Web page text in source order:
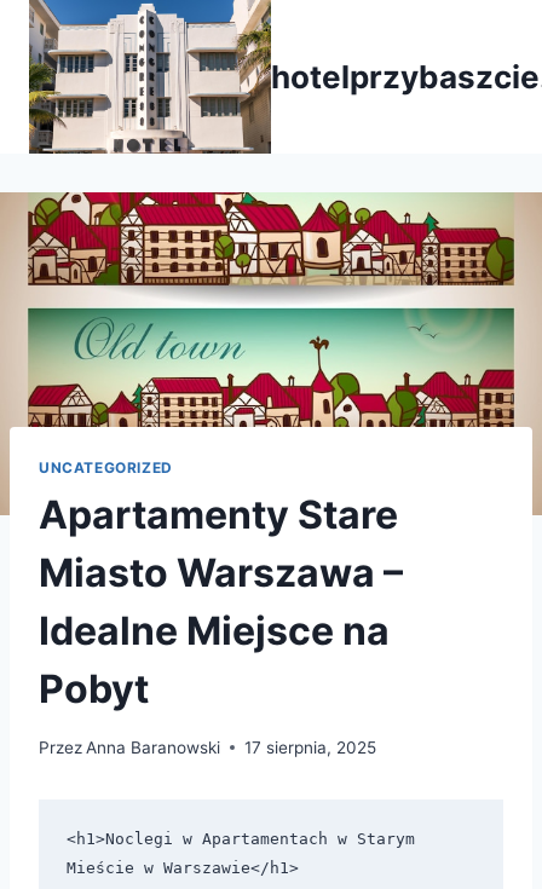
Przejdź
treści
UNCATEGORIZED
Apartamenty Stare
Miasto Warszawa –
Idealne Miejsce na
Pobyt
PrzezAnna Baranowski 17 sierpnia, 2025
<h1>Noclegi w Apartamentach w Starym
Mieście w Warszawie</h1>